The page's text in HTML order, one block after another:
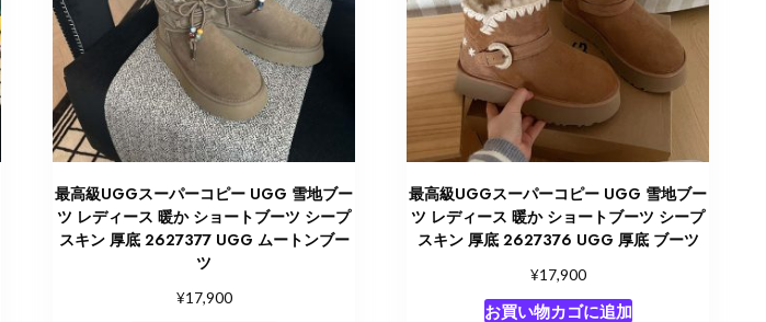
最高級UGGスーパーコピー UGG 雪地ブー
ツ レディース 暖か ショートブーツ シープ
スキン 厚底 2627377 UGG ムートンブー
ツ
¥17,900
最高級UGGスーパーコピー UGG 雪地ブー
ツ レディース 暖か ショートブーツ シープ
スキン 厚底 2627376 UGG 厚底 ブーツ
¥17,900
お買い物カゴに追加